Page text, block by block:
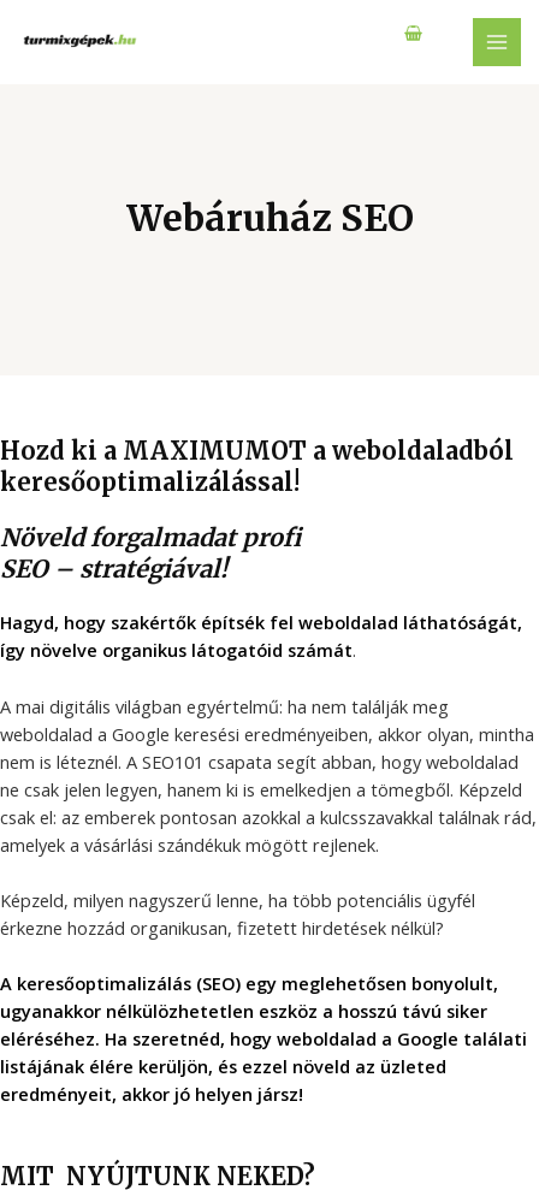
Webáruház SEO
Hozd ki a MAXIMUMOT a weboldaladból
keresőoptimalizálással!
Növeld forgalmadat profi
SEO – stratégiával!
Hagyd, hogy szakértők építsék fel weboldalad láthatóságát,
így növelve organikus látogatóid számát.
A mai digitális világban egyértelmű: ha nem találják meg
weboldalad a Google keresési eredményeiben, akkor olyan, mintha
nem is léteznél. A SEO101 csapata segít abban, hogy weboldalad
ne csak jelen legyen, hanem ki is emelkedjen a tömegből. Képzeld
csak el: az emberek pontosan azokkal a kulcsszavakkal találnak rád,
amelyek a vásárlási szándékuk mögött rejlenek.
Képzeld, milyen nagyszerű lenne, ha több potenciális ügyfél
érkezne hozzád organikusan, fizetett hirdetések nélkül?
A keresőoptimalizálás (SEO) egy meglehetősen bonyolult,
ugyanakkor nélkülözhetetlen eszköz a hosszú távú siker
eléréséhez. Ha szeretnéd, hogy weboldalad a Google találati
listájának élére kerüljön, és ezzel növeld az üzleted
eredményeit, akkor jó helyen jársz!
MIT NYÚJTUNK NEKED?